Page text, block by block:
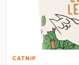
CATNIP